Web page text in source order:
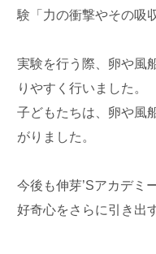
験「力の衝撃やその吸
実験を行う際、卵や風
りやすく行いました。
子どもたちは、卵や風
がりました。
今後も伸芽’Sアカデミ
好奇心をさらに引き出